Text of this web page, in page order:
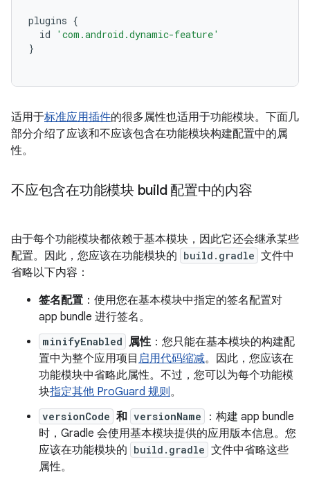
plugins {
id
'com.android.dynamic-feature'
}
适用于标准应用插件的很多属性也适用于功能模块。下面几
部分介绍了应该和不应该包含在功能模块构建配置中的属
性。
不应包含在功能模块 build 配置中的内容
由于每个功能模块都依赖于基本模块，因此它还会继承某些
配置。因此，您应该在功能模块的 build.gradle 文件中
省略以下内容：
签名配置 ：使用您在基本模块中指定的签名配置对
app bundle 进行签名。
minifyEnabled 属性：您只能在基本模块的构建配
置中为整个应用项目 启用代码缩减。因此，您应该在
功能模块中省略此属性。不过，您可以为每个功能模
块指定其他 ProGuard 规则。
versionCode 和 versionName
：构建 app bundle
时，Gradle 会使用基本模块提供的应用版本信息。您
应该在功能模块的 build.gradle 文件中省略这些
属性。